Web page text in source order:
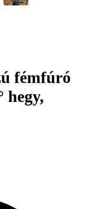
fémfúró
hegy,